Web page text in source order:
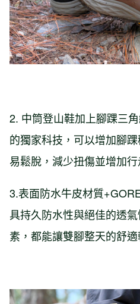
2. 中筒登山鞋加上腳踝三
的獨家科技，可以增加腳
易鬆脫，減少扭傷並增加行
3.表面防水牛皮材質
具持久防水性與絕佳的透
素，都能讓雙腳整天的舒適